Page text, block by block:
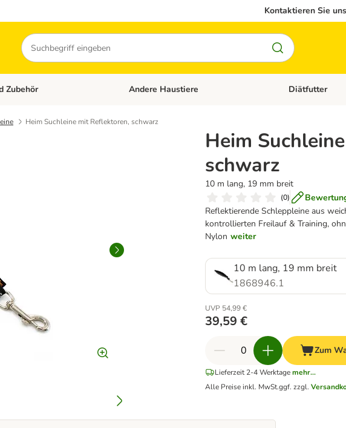
Kontaktieren Sie uns
Suchen
Hundefutter und Zubehör
Zubehör Kategorie-Menü öffnen: Katzenfutter und Zubehör
Andere Haustiere Kategorie-
Diätfutter
Heim Suchleine mit Reflektoren, schwarz
Heim
schwarz
10 m lang, 19 mm breit
(0)
Reflektierende Schleppleine aus
kontrollierten Freilauf & Training,
Nylon weiter
10 m lang, 19 mm breit
1868946.1
UVP 54,99 €
39,59 €
Zum
Lieferzeit 2-4 Werktage mehr...
Alle Preise inkl. MwSt.ggf. zzgl.